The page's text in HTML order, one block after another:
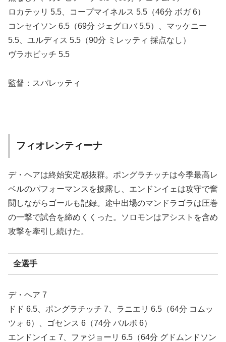
ロカテッリ 5.5、コープマイネルス 5.5（46分 ボガ 6）
コンセイソン 6.5（69分 ジェグロバ 5.5）、マッケニー
5.5、ユルディス 5.5（90分 ミレッティ 採点なし）
ヴラホビッチ 5.5
監督：スパレッティ
フィオレンティーナ
デ・ヘアは終始安定感抜群。ポングラチッチは今季最高レ
ベルのパフォーマンスを披露し、エンドンイェは攻守で奮
闘しながらゴールも記録。途中出場のマンドラゴラは圧巻
の一撃で試合を締めくくった。ソロモンはアシストを含め
攻撃を牽引し続けた。
全選手
デ・ヘア 7
ドド 6.5、ポングラチッチ 7、ラニエリ 6.5（64分 コムッ
ツォ 6）、ゴセンス 6（74分 バルボ 6）
エンドンイェ 7、ファジョーリ 6.5（64分 グドムンドソン